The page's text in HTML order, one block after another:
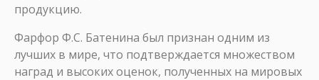
продукцию.
Фарфор Ф.С. Батенина был признан одним из
лучших в мире, что подтверждается множеством
наград и высоких оценок, полученных на мировых